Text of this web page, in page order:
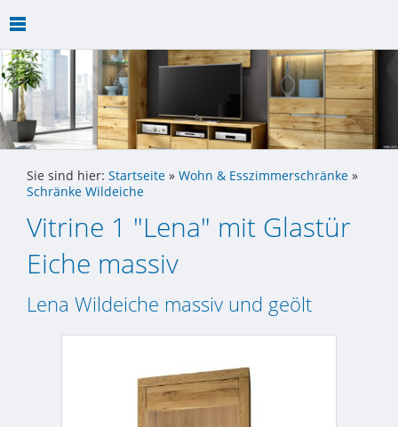
Sie sind hier: Startseite » Wohn & Esszimmerschränke »
Schränke Wildeiche
Vitrine 1 "Lena" mit Glastür
Eiche massiv
Lena Wildeiche massiv und geölt